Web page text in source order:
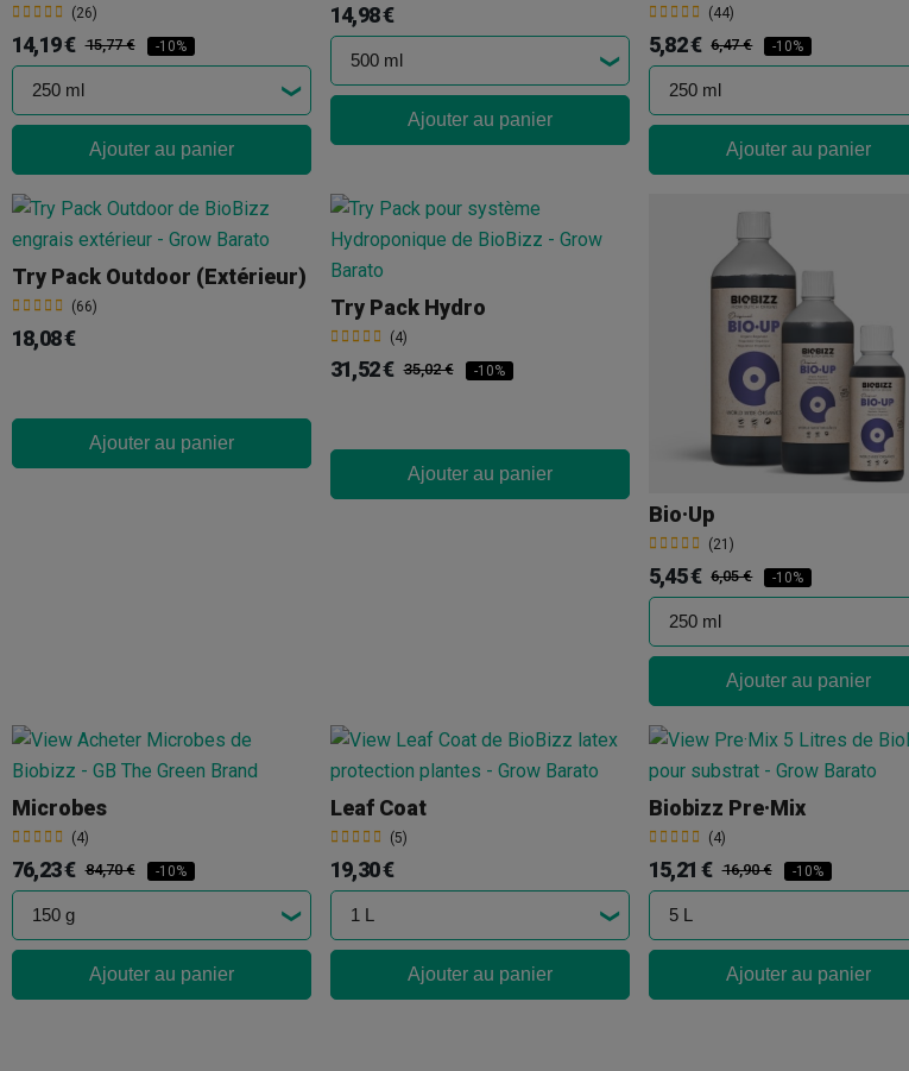
(26)
14,19 € 15,77 € -10%
Ajouter au panier
14,98 €
Ajouter au panier
(44)
5,82 € 6,47 € -10%
Ajouter au panier
Try Pack Outdoor (extérieur)
(66)
18,08 €
Ajouter au panier
Try Pack Hydro
(4)
31,52 € 35,02 € -10%
Ajouter au panier
Bio·Up
(21)
5,45 € 6,05 € -10%
Ajouter au panier
Microbes
(4)
76,23 € 84,70 € -10%
Ajouter au panier
Leaf Coat
(5)
19,30 €
Ajouter au panier
Biobizz Pre·Mix
(4)
15,21 € 16,90 € -10%
Ajouter au panier